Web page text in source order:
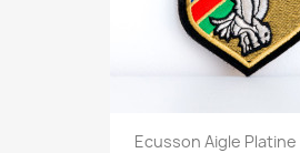
Ecusson Aigle